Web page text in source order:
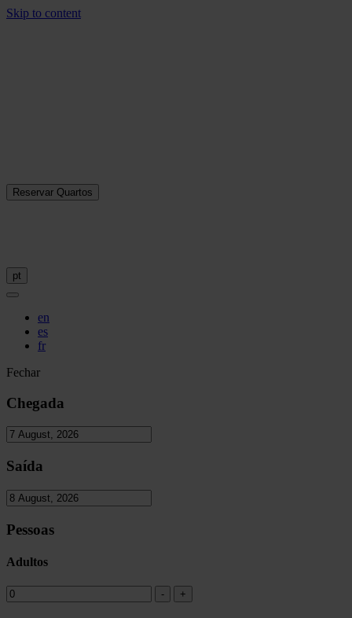
Skip to content
Reservar Quartos
pt
en
es
fr
Fechar
Chegada
Saída
Pessoas
Adultos